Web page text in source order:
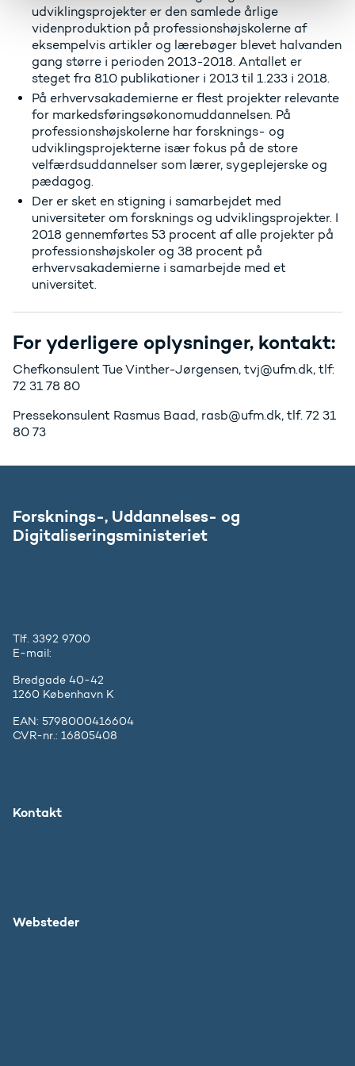
udviklingsprojekter er den samlede årlige
videnproduktion på professionshøjskolerne af
eksempelvis artikler og lærebøger blevet halvanden
gang større i perioden 2013-2018. Antallet er
steget fra 810 publikationer i 2013 til 1.233 i 2018.
På erhvervsakademierne er flest projekter relevante
for markedsføringsøkonomuddannelsen. På
professionshøjskolerne har forsknings- og
udviklingsprojekterne især fokus på de store
velfærdsuddannelser som lærer, sygeplejerske og
pædagog.
Der er sket en stigning i samarbejdet med
universiteter om forsknings og udviklingsprojekter. I
2018 gennemførtes 53 procent af alle projekter på
professionshøjskoler og 38 procent på
erhvervsakademierne i samarbejde med et
universitet.
For yderligere oplysninger, kontakt:
Chefkonsulent Tue Vinther-Jørgensen, tvj@ufm.dk, tlf:
72 31 78 80
Pressekonsulent Rasmus Baad, rasb@ufm.dk, tlf. 72 31
80 73
Forsknings-, Uddannelses- og
Digitaliseringsministeriet
Tlf. 3392 9700
E-mail:
Bredgade 40-42
1260 København K
EAN: 5798000416604
CVR-nr.: 16805408
Kontakt
Websteder